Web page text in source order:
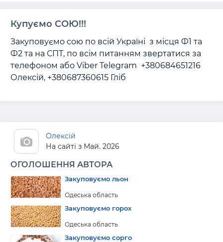
Купуємо СОЮ!!!
Закуповуємо сою по всій Україні  з місця Ф1 та
Ф2 та на СПТ, по всім питанням звертатися за
телефоном або Viber Telegram  +380684651216
Олексій, +380687360615 Гліб
Олексій
На сайті з Май. 2026
ОГОЛОШЕННЯ АВТОРА
Закуповуємо льон
Одеська область
Закуповуємо горох
Одеська область
Закуповуємо сорго